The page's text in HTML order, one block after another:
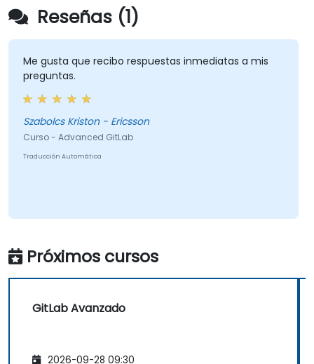
Reseñas (1)
Me gusta que recibo respuestas inmediatas a mis
preguntas.
Szabolcs Kriston - Ericsson
Curso - Advanced GitLab
Traducción Automática
Próximos cursos
GitLab Avanzado
2026-09-28 09:30